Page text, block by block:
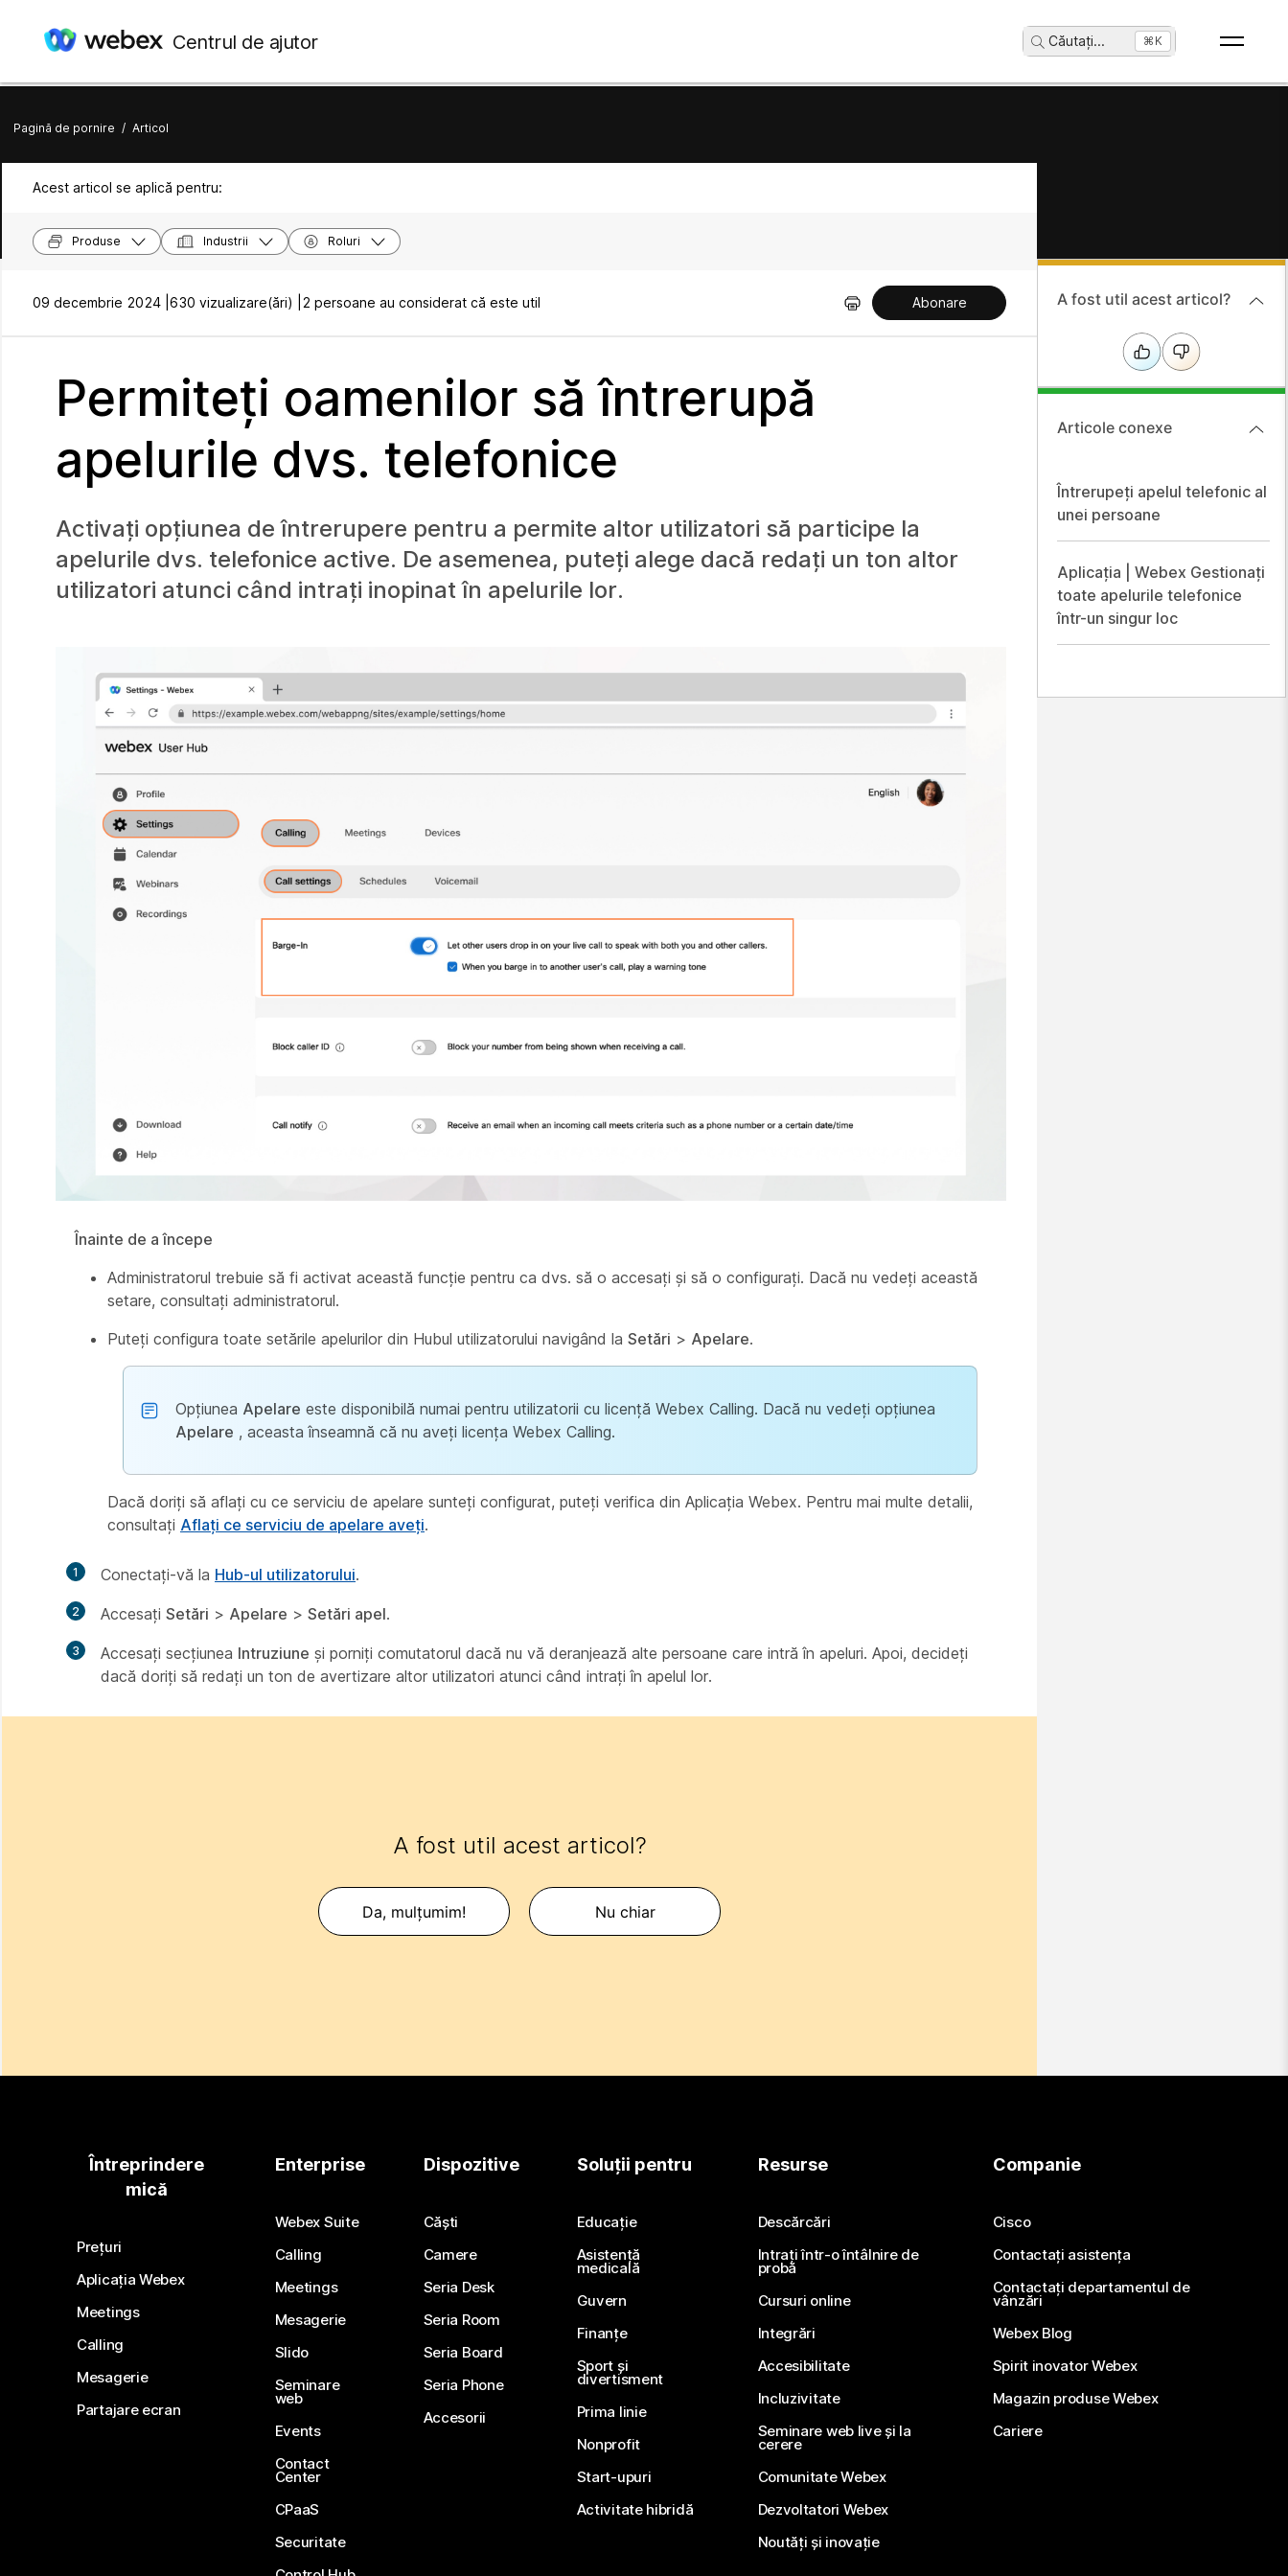
Centrul de ajutor Căutați... ⌘K
Pagină de pornire / Articol
Acest articol se aplică pentru:
Produse Industrii Roluri
09 decembrie 2024 | 630 vizualizare(ări) | 2 persoane au considerat că este util Abonare
Permiteți oamenilor să întrerupă
apelurile dvs. telefonice
Activați opțiunea de întrerupere pentru a permite altor utilizatori să participe la
apelurile dvs. telefonice active. De asemenea, puteți alege dacă redați un ton altor
utilizatori atunci când intrați inopinat în apelurile lor.
Înainte de a începe
Administratorul trebuie să fi activat această funcție pentru ca dvs. să o accesați și să o configurați. Dacă nu vedeți această
setare, consultați administratorul.
Puteți configura toate setările apelurilor din Hubul utilizatorului navigând la Setări > Apelare.
Opțiunea Apelare este disponibilă numai pentru utilizatorii cu licență Webex Calling. Dacă nu vedeți opțiunea
Apelare , aceasta înseamnă că nu aveți licența Webex Calling.
Dacă doriți să aflați cu ce serviciu de apelare sunteți configurat, puteți verifica din Aplicația Webex. Pentru mai multe detalii,
consultați Aflați ce serviciu de apelare aveți.
1 Conectați-vă la Hub-ul utilizatorului.
2 Accesați Setări > Apelare > Setări apel.
3 Accesați secțiunea Intruziune și porniți comutatorul dacă nu vă deranjează alte persoane care intră în apeluri. Apoi, decideți
dacă doriți să redați un ton de avertizare altor utilizatori atunci când intrați în apelul lor.
A fost util acest articol?
Da, mulțumim! Nu chiar
A fost util acest articol?
Articole conexe
Întrerupeți apelul telefonic al
unei persoane
Aplicația | Webex Gestionați
toate apelurile telefonice
într-un singur loc
Întreprindere
mică
Prețuri
Aplicația Webex
Meetings
Calling
Mesagerie
Partajare ecran
Enterprise
Webex Suite
Calling
Meetings
Mesagerie
Slido
Seminare
web
Events
Contact
Center
CPaaS
Securitate
Dispozitive
Căști
Camere
Seria Desk
Seria Room
Seria Board
Seria Phone
Accesorii
Soluții pentru
Educație
Asistență
medicală
Guvern
Finanțe
Sport și
divertisment
Prima linie
Nonprofit
Start-upuri
Activitate hibridă
Resurse
Descărcări
Intrați într-o întâlnire de
probă
Cursuri online
Integrări
Accesibilitate
Incluzivitate
Seminare web live și la
cerere
Comunitate Webex
Dezvoltatori Webex
Noutăți și inovație
Companie
Cisco
Contactați asistența
Contactați departamentul de
vânzări
Webex Blog
Spirit inovator Webex
Magazin produse Webex
Cariere